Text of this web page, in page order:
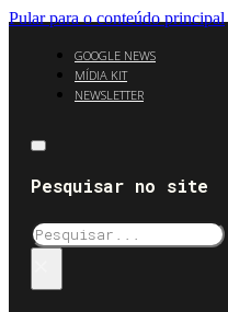
Pular para o conteúdo principal
GOOGLE NEWS
MÍDIA KIT
NEWSLETTER
Pesquisar no site
Pesquisar